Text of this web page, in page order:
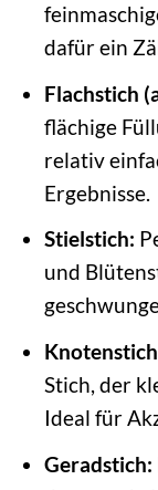
dafür ein
Flachstich
flächige
relativ
Ergebnisse.
Stielstich:
und
Stich, der
Ideal für
Geradstich: